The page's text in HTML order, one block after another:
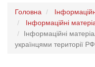
Головна
Інформаційні
Інформаційні
українцями території РФ